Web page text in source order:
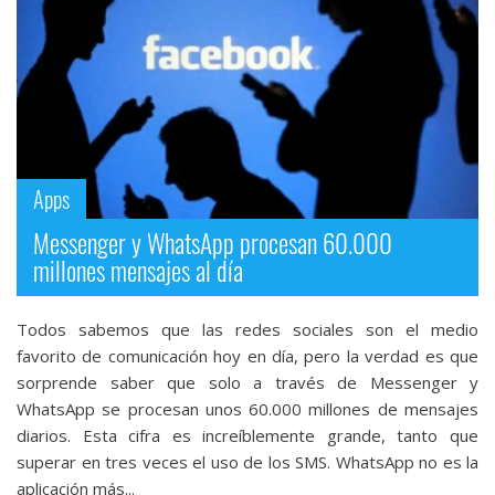
Apps
Messenger y WhatsApp procesan 60.000
millones mensajes al día
Todos sabemos que las redes sociales son el medio
favorito de comunicación hoy en día, pero la verdad es que
sorprende saber que solo a través de Messenger y
WhatsApp se procesan unos 60.000 millones de mensajes
diarios. Esta cifra es increíblemente grande, tanto que
superar en tres veces el uso de los SMS. WhatsApp no es la
aplicación más...